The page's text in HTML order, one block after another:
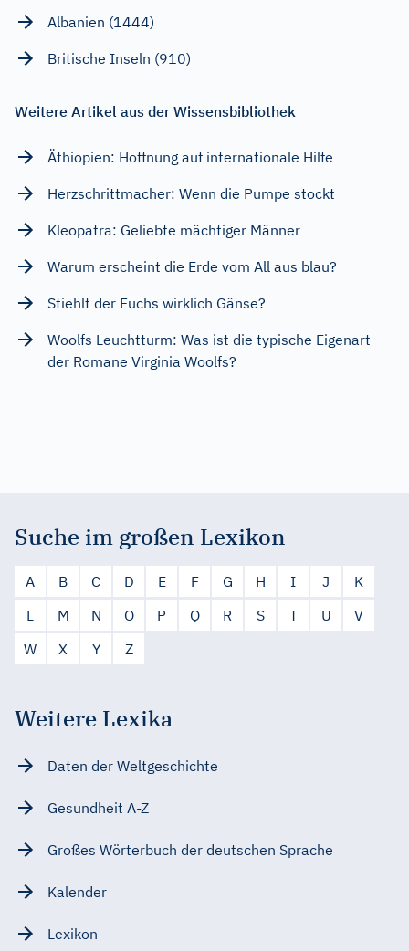
Albanien (1444)
Britische Inseln (910)
Weitere Artikel aus der Wissensbibliothek
Äthiopien: Hoffnung auf internationale Hilfe
Herzschrittmacher: Wenn die Pumpe stockt
Kleopatra: Geliebte mächtiger Männer
Warum erscheint die Erde vom All aus blau?
Stiehlt der Fuchs wirklich Gänse?
Woolfs Leuchtturm: Was ist die typische Eigenart
der Romane Virginia Woolfs?
Suche im großen Lexikon
A B C D E F G H I J
K
L
M N O P Q R S T U
V
W
X Y Z
Weitere Lexika
Daten der Weltgeschichte
Gesundheit A-Z
Großes Wörterbuch der deutschen Sprache
Kalender
Lexikon